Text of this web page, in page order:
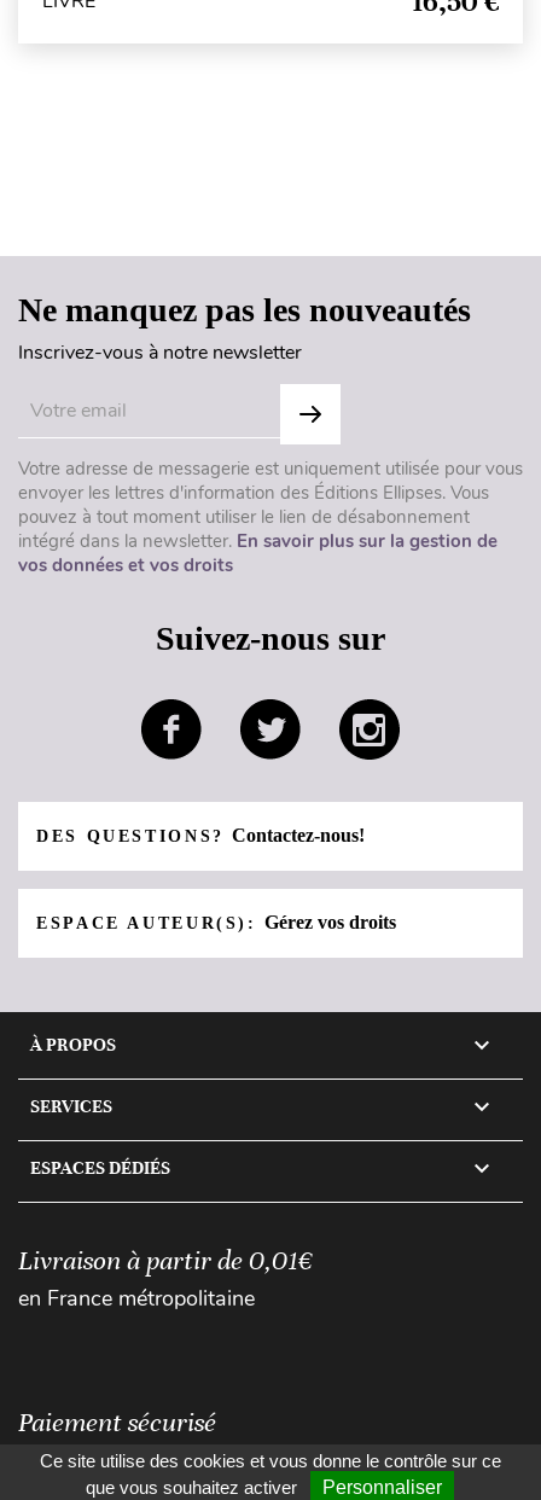
Ne manquez pas les nouveautés
Inscrivez-vous à notre newsletter
Votre adresse de messagerie est uniquement utilisée pour vous
envoyer les lettres d'information des Éditions Ellipses. Vous
pouvez à tout moment utiliser le lien de désabonnement
intégré dans la newsletter. En savoir plus sur la gestion de
vos données et vos droits
Suivez-nous sur
DES QUESTIONS?Contactez-nous!
ESPACE AUTEUR(S):Gérez vos droits
À PROPOS 
SERVICES 
ESPACES DÉDIÉS 
Livraison à partir de 0,01€
en France métropolitaine
Paiement sécurisé
Ce site utilise des cookies et vous donne le contrôle sur ce
que vous souhaitez activer
Personnaliser